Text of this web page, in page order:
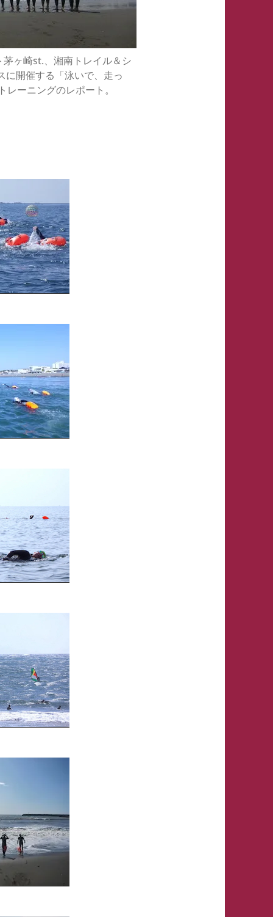
ヶ崎st.、湘南トレイル＆シ
に開催する「泳いで、走っ
ーニングのレポート。